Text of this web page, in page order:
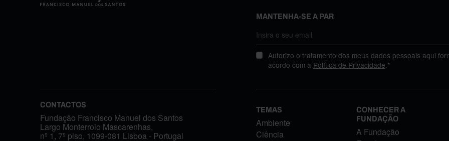
MANTENHA-SE A PAR
Autorizo o tratamento dos meus dados pessoais aqui
acordo com a Política de Privacidade.*
CONTACTOS
Fundação Francisco Manuel dos Santos
Largo Monterroio Mascarenhas,
nº 1, 7º piso, 1099-081 Lisboa - Portugal
TEMAS
Ambiente
Ciência
CONHECER A
FUNDAÇÃO
A Fundação